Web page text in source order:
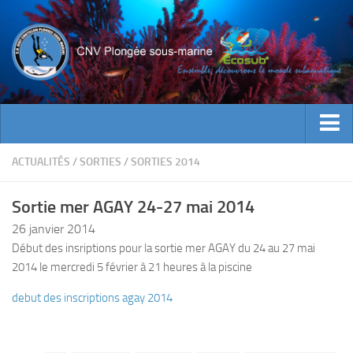
ACTUALITES
INFOS CNV
Bienvenue
Contacts
Documents utiles
ACTUALITÉS /SORTIES /SORTIES 2014
Sortie mer AGAY 24-27 mai 2014
26 janvier 2014
Début des insriptions pour la sortie mer AGAY du 24 au 27 mai
2014 le mercredi 5 février à 21 heures à la piscine
debut des inscriptions agay 2014